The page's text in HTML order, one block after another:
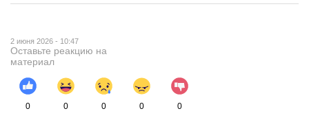
2 июня 2026 - 10:47
Оставьте реакцию на
материал
0 0 0 0 0